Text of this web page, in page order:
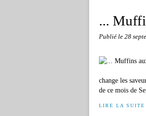
...
Publié le 28
change les
de ce mois de
LIRE LA SUITE